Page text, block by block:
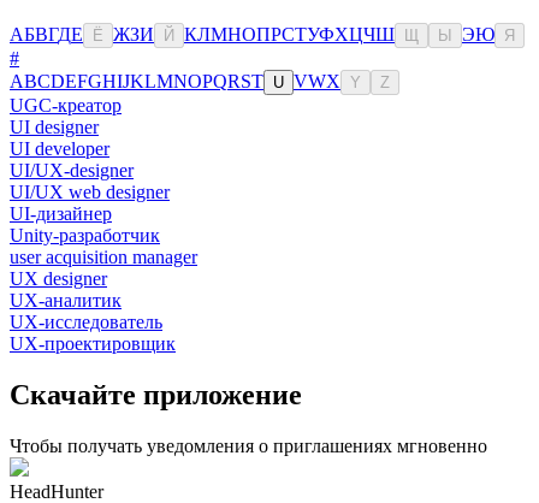
АБВГДЕ Ё ЖЗИ Й КЛМНОПРСТУФХЦЧШ Ы ЭЮ Я
#
ABCDEFGHIJKLMNOPQRST U VWX Y Z
UGC-креатор
UI designer
UI developer
UI/UX-designer
UI/UX web designer
UI-дизайнер
Unity-разработчик
user acquisition manager
UX designer
UX-аналитик
UX-исследователь
UX-проектировщик
Скачайте приложение
Чтобы получать уведомления о приглашениях мгновенно
HeadHunter